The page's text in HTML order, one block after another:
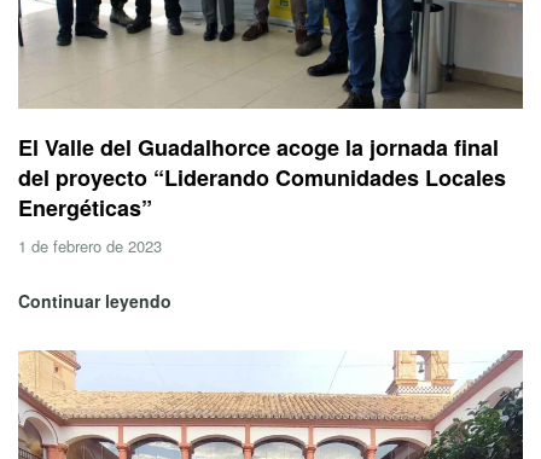
El Valle del Guadalhorce acoge la jornada final
del proyecto “Liderando Comunidades Locales
Energéticas”
1 de febrero de 2023
Continuar leyendo